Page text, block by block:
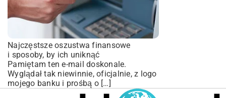
Najczęstsze oszustwa finansowe
i sposoby, by ich uniknąć
Pamiętam ten e-mail doskonale.
Wyglądał tak niewinnie, oficjalnie, z logo
mojego banku i prośbą o […]